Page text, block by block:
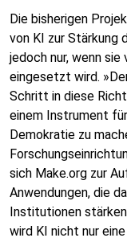
Die bisherigen
von KI zur Stärkung
jedoch nur, wenn
eingesetzt wird.
Schritt in diese
einem Instrument
Demokratie zu
sich Make.org zur
Anwendungen, die
Institutionen
wird KI nicht nur